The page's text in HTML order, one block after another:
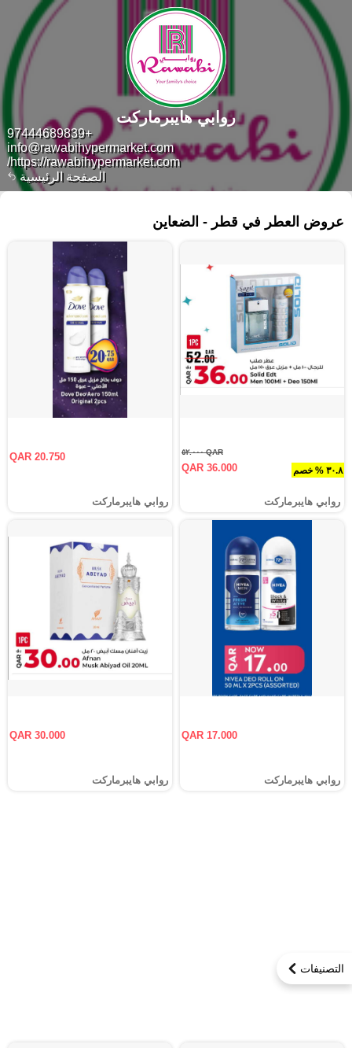
الصفحة الرئيسية
+97444689839
info@rawabihypermarket.com
https://rawabihypermarket.com/
روابي هايبرماركت
التصنيفات
عروض العطر في قطر - الضعاين
٣٠.٨ % خصم
QAR ٥٢.٠٠٠
QAR 36.000
روابي هايبرماركت
QAR 20.750
روابي هايبرماركت
QAR 17.000
روابي هايبرماركت
QAR 30.000
روابي هايبرماركت